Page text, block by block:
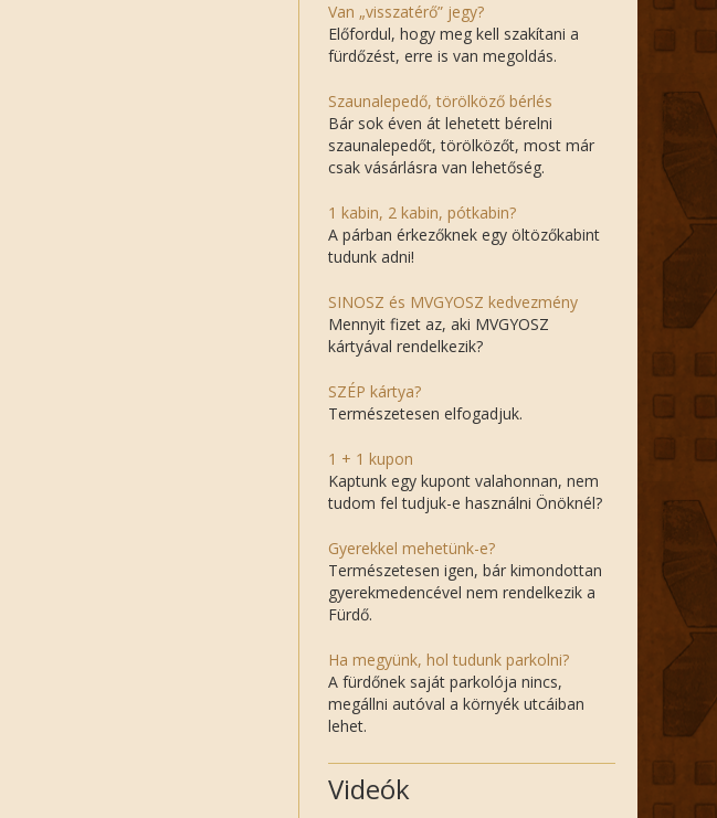
Van „visszatérő” jegy?
Előfordul, hogy meg kell szakítani a
fürdőzést, erre is van megoldás.
Szaunalepedő, törölköző bérlés
Bár sok éven át lehetett bérelni
szaunalepedőt, törölközőt, most már
csak vásárlásra van lehetőség.
1 kabin, 2 kabin, pótkabin?
A párban érkezőknek egy öltözőkabint
tudunk adni!
SINOSZ és MVGYOSZ kedvezmény
Mennyit fizet az, aki MVGYOSZ
kártyával rendelkezik?
SZÉP kártya?
Természetesen elfogadjuk.
1 + 1 kupon
Kaptunk egy kupont valahonnan, nem
tudom fel tudjuk-e használni Önöknél?
Gyerekkel mehetünk-e?
Természetesen igen, bár kimondottan
gyerekmedencével nem rendelkezik a
Fürdő.
Ha megyünk, hol tudunk parkolni?
A fürdőnek saját parkolója nincs,
megállni autóval a környék utcáiban
lehet.
Videók